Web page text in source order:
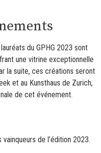
du GPHG 2023 sont
une vitrine exceptionnelle
la suite, ces créations seront
et au Kunsthaus de Zurich,
de cet événement.
de l’édition 2023.